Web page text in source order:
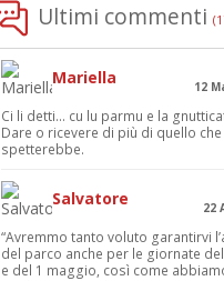
Ultimi commenti
Mariella
12
Ci li detti… cu lu parmu e la
Dare o ricevere di più di quello che
spetterebbe.
Salvatore
22
“Avremmo tanto voluto garantirvi
del parco anche per le giornate
e del 1 maggio, così come